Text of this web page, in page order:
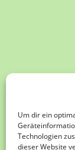
Um dir ein
Technologien
dieser Website